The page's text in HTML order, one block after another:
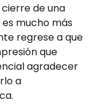
de una
es mucho más
regrese a que
que
agradecer
a